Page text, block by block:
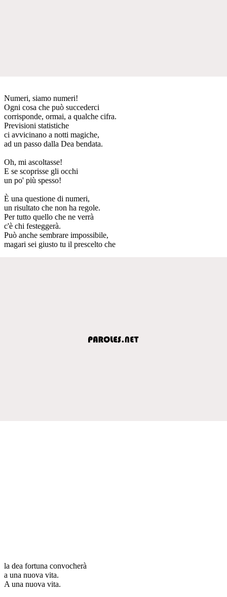
Numeri, siamo numeri!
Ogni cosa che può succederci
corrisponde, ormai, a qualche cifra.
Previsioni statistiche
ci avvicinano a notti magiche,
ad un passo dalla Dea bendata.
Oh, mi ascoltasse!
E se scoprisse gli occhi
un po' più spesso!
È una questione di numeri,
un risultato che non ha regole.
Per tutto quello che ne verrà
c'è chi festeggerà.
Può anche sembrare impossibile,
magari sei giusto tu il prescelto che
la dea fortuna convocherà
a una nuova vita.
A una nuova vita.